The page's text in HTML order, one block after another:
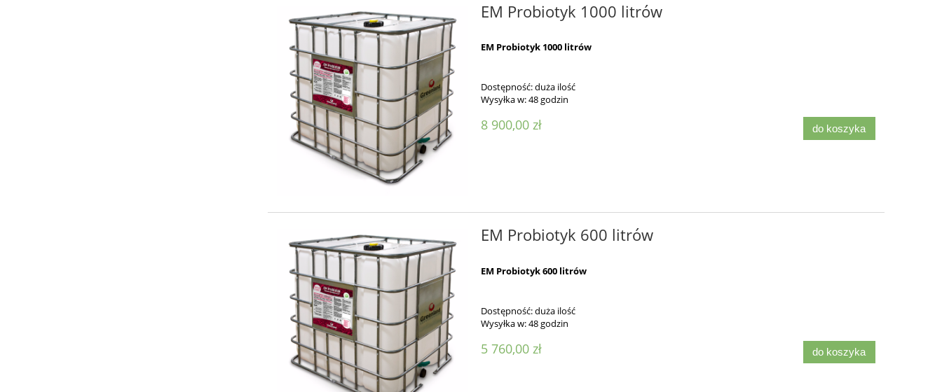
EM Probiotyk 1000 litrów
EM Probiotyk 1000 litrów
Dostępność:duża ilość
Wysyłka w:48 godzin
8 900,00 zł do koszyka
EM Probiotyk 600 litrów
EM Probiotyk 600 litrów
Dostępność:duża ilość
Wysyłka w:48 godzin
5 760,00 zł do koszyka